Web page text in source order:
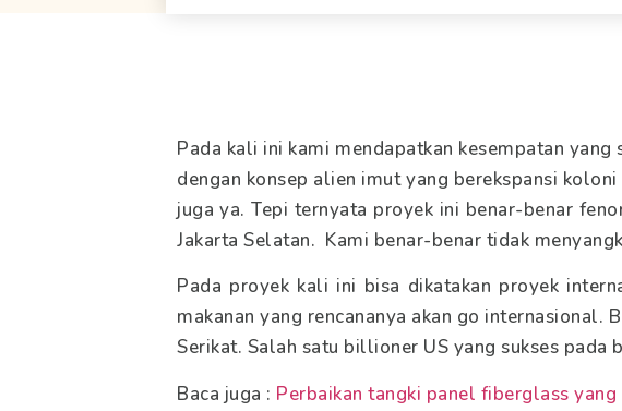
Pada kali ini kami mendapatkan kesempatan
dengan konsep alien imut yang berekspansi
juga ya. Tepi ternyata proyek ini benar-benar
Jakarta Selatan. Kami benar-benar tidak
Pada proyek kali ini bisa dikatakan proyek
makanan yang rencananya akan go
Serikat. Salah satu billioner US yang sukses pada
Baca juga : Perbaikan tangki panel fiberglass